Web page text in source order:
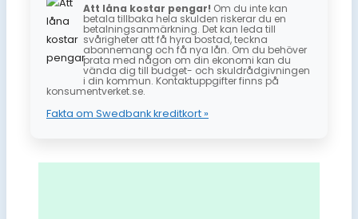
Att låna kostar pengar! Om du inte kan
betala tillbaka hela skulden riskerar du en
betalningsanmärkning. Det kan leda till
svårigheter att få hyra bostad, teckna
abonnemang och få nya lån. Om du behöver
prata med någon om din ekonomi kan du
vända dig till budget- och skuldrådgivningen
i din kommun. Kontaktuppgifter finns på
konsumentverket.se.
Fakta om Swedbank kreditkort »